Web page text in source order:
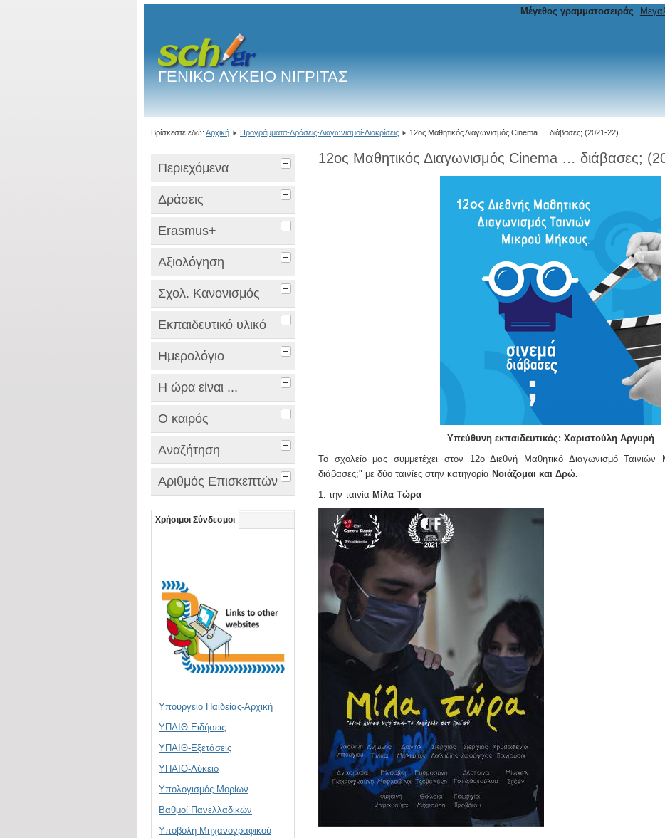
ΓΕΝΙΚΟ ΛΥΚΕΙΟ ΝΙΓΡΙΤΑΣ
Μέγεθος γραμματοσειράς
Βρίσκεστε εδώ: Αρχική Προγράμματα-Δράσεις-Διαγωνισμοί-Διακρίσεις 12ος Μαθητικός Διαγωνισμός Cinema … διάβασες; (2021-22)
Περιεχόμενα
Δράσεις
Erasmus+
Αξιολόγηση
Σχολ. Κανονισμός
Εκπαιδευτικό υλικό
Ημερολόγιο
Η ώρα είναι ...
Ο καιρός
Αναζήτηση
Αριθμός Επισκεπτών
Χρήσιμοι Σύνδεσμοι
Υπουργείο Παιδείας-Αρχική
ΥΠΑΙΘ-Ειδήσεις
ΥΠΑΙΘ-Εξετάσεις
ΥΠΑΙΘ-Λύκειο
Υπολογισμός Μορίων
Βαθμοί Πανελλαδικών
Υποβολή Μηχανογραφικού
12ος Μαθητικός Διαγωνισμός Cinema … διάβασες;
Υπεύθυνη εκπαιδευτικός: Χαριστούλη Αργυρή
Το σχολείο μας συμμετέχει στον 12ο Διεθνή Μαθητικό Διαγωνισμό
διάβασες;" με δύο ταινίες στην κατηγορία Νοιάζομαι και Δρώ.
1. την ταινία Μίλα Τώρα